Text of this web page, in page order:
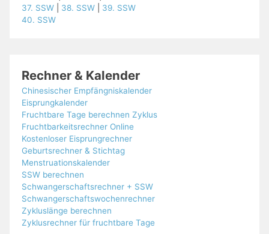
37. SSW
38. SSW
39. SSW
40. SSW
Rechner & Kalender
Chinesischer Empfängniskalender
Eisprungkalender
Fruchtbare Tage berechnen Zyklus
Fruchtbarkeitsrechner Online
Kostenloser Eisprungrechner
Geburtsrechner & Stichtag
Menstruationskalender
SSW berechnen
Schwangerschaftsrechner + SSW
Schwangerschaftswochenrechner
Zykluslänge berechnen
Zyklusrechner für fruchtbare Tage